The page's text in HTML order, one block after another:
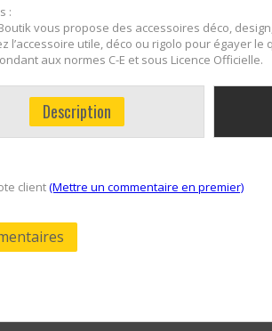
:
vous propose des accessoires déco,
l’accessoire utile, déco ou rigolo pour égayer
aux normes C-E et sous Licence Officielle.
Description
client(Mettre un commentaire en premier)